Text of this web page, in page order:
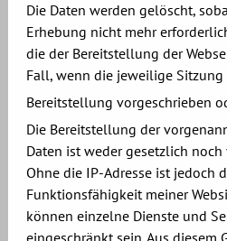
Die Daten werden gelöscht,
Erhebung nicht mehr
die der Bereitstellung der
Fall, wenn die jeweilige Sitzung
Bereitstellung vorgeschrieben
Die Bereitstellung der
Daten ist weder gesetzlich
Ohne die IP-Adresse ist jedoch
Funktionsfähigkeit meiner
können einzelne Dienste und
eingeschränkt sein. Aus diesem